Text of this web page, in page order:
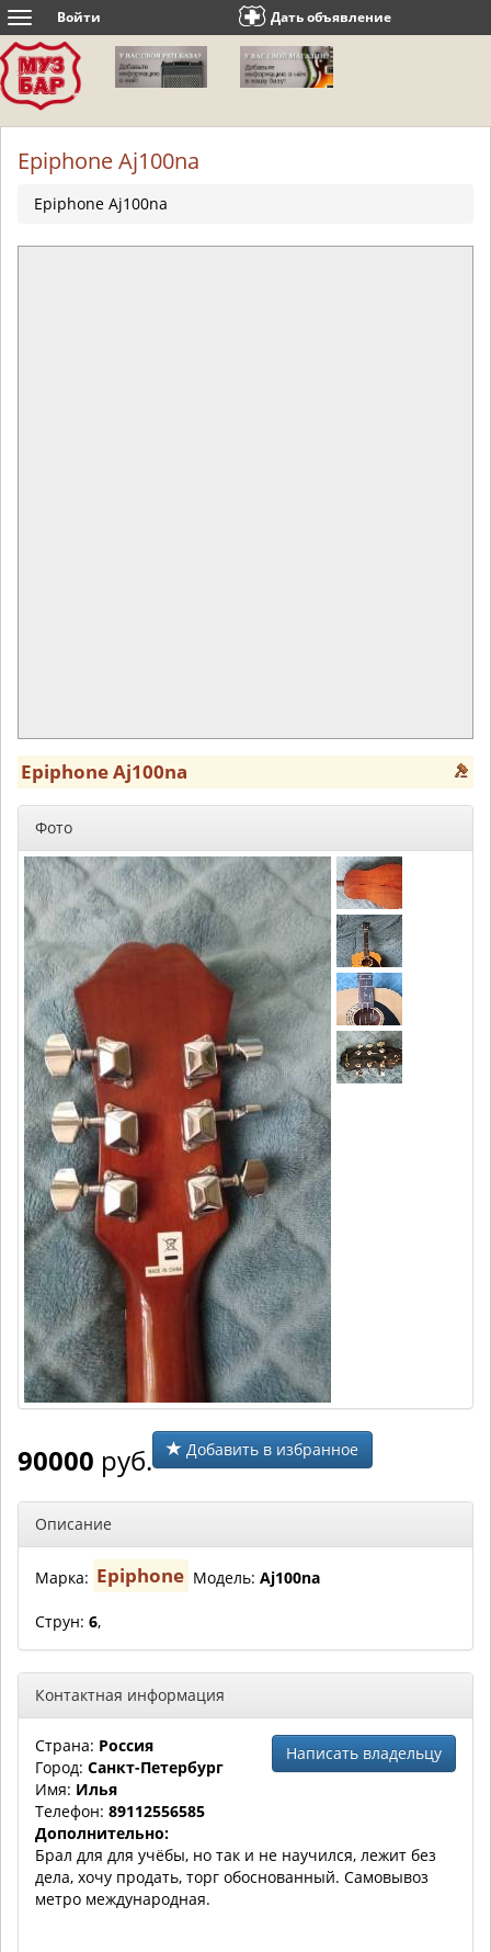
Toggle
navigation
Войти Дать объявление
Epiphone Aj100na
Epiphone Aj100na
Epiphone Aj100na
Фото
90000 руб. Добавить в избранное
Описание
Марка: Epiphone Модель: Aj100na
Струн: 6,
Контактная информация
Написать владельцу
Страна: Россия
Город: Санкт-Петербург
Имя: Илья
Телефон: 89112556585
Дополнительно:
Брал для для учёбы, но так и не научился, лежит без
дела, хочу продать, торг обоснованный. Самовывоз
метро международная.